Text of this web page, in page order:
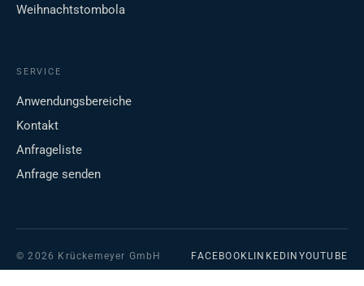
Weihnachtstombola
SERVICE
Anwendungsbereiche
Kontakt
Anfrageliste
Anfrage senden
© 2026 Krückemeyer GmbH FACEBOOK LINKEDIN YOUTUBE